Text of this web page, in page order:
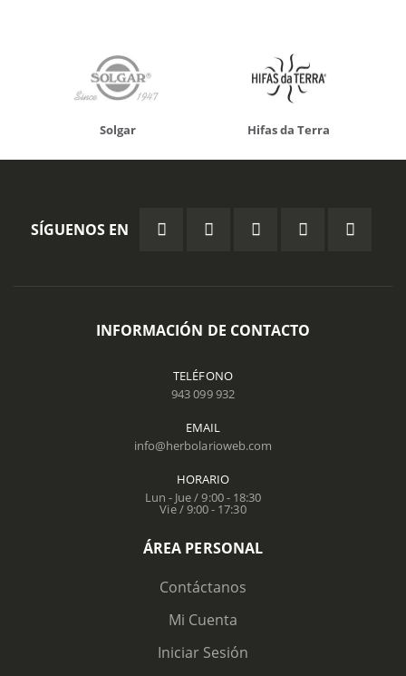
Solgar Hifas da Terra
SÍGUENOS EN
INFORMACIÓN DE CONTACTO
TELÉFONO
943 099 932
EMAIL
info@herbolarioweb.com
HORARIO
Lun - Jue / 9:00 - 18:30
Vie / 9:00 - 17:30
ÁREA PERSONAL
Contáctanos
Mi Cuenta
Iniciar Sesión